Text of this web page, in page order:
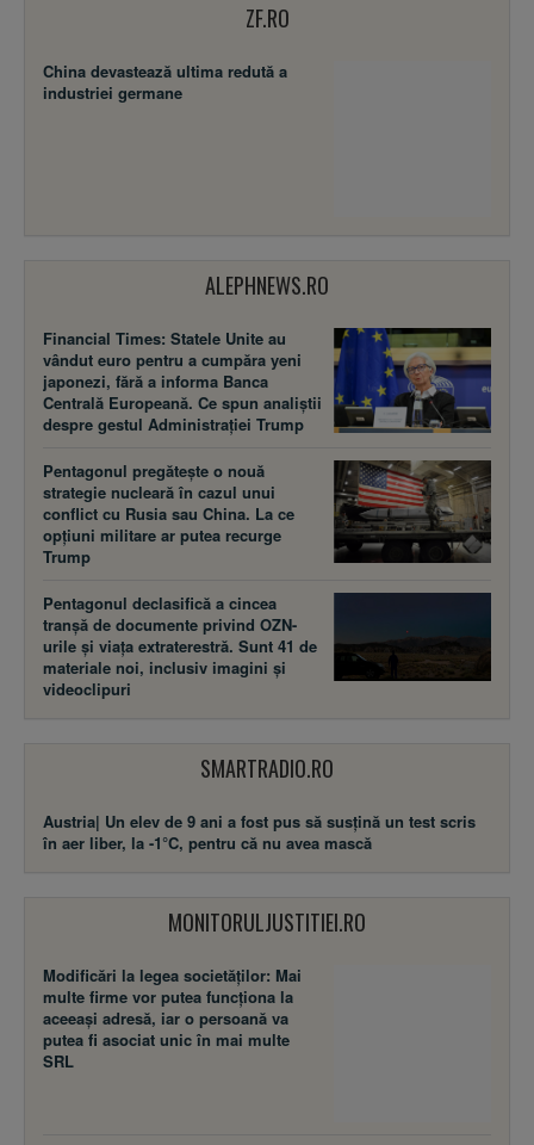
ZF.RO
China devastează ultima redută a
industriei germane
ALEPHNEWS.RO
Financial Times: Statele Unite au
vândut euro pentru a cumpăra yeni
japonezi, fără a informa Banca
Centrală Europeană. Ce spun analiștii
despre gestul Administrației Trump
Pentagonul pregătește o nouă
strategie nucleară în cazul unui
conflict cu Rusia sau China. La ce
opțiuni militare ar putea recurge
Trump
Pentagonul declasifică a cincea
tranșă de documente privind OZN-
urile și viața extraterestră. Sunt 41 de
materiale noi, inclusiv imagini și
videoclipuri
SMARTRADIO.RO
Austria| Un elev de 9 ani a fost pus să susţină un test scris
în aer liber, la -1°C, pentru că nu avea mască
MONITORULJUSTITIEI.RO
Modificări la legea societăţilor: Mai
multe firme vor putea funcţiona la
aceeaşi adresă, iar o persoană va
putea fi asociat unic în mai multe
SRL